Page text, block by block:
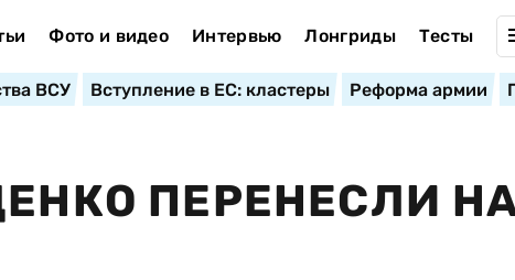
Фото и видео Интервью Лонгриды Тесты
ВСУ Вступление в ЕС: кластеры Реформа армии
ПЕРЕНЕСЛИ